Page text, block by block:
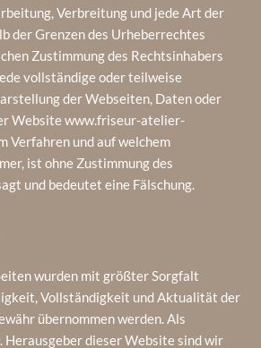
Verbreitung und jede Art der
der Grenzen des Urheberrechtes
Zustimmung des Rechtsinhabers
vollständige oder teilweise
der Webseiten, Daten oder
Website www.friseur-atelier-
Verfahren und auf welchem
ist ohne Zustimmung des
und bedeutet eine Fälschung.
wurden mit größter Sorgfalt
Vollständigkeit und Aktualität der
übernommen werden. Als
Herausgeber dieser Website sind wir